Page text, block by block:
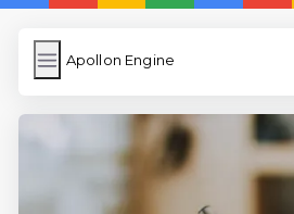
Apollon Engine
Apollon Engine
Resim Yükle